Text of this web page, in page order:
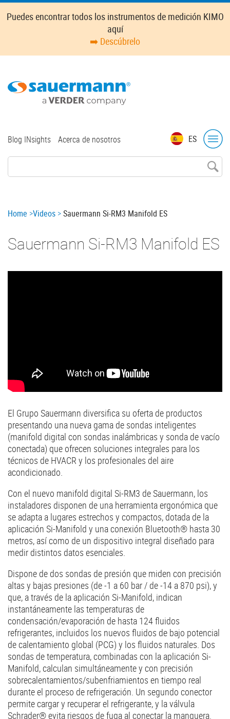
Skip
Puedes encontrar todos los instrumentos de medición KIMO
aquí
➡️ Descúbrelo
ES
Top
Blog INsights Acerca de nosotros
Breadcrumb
Home Videos Sauermann Si-RM3 Manifold ES
Sauermann Si-RM3 Manifold ES
El Grupo Sauermann diversifica su oferta de productos
presentando una nueva gama de sondas inteligentes
(manifold digital con sondas inalámbricas y sonda de vacío
conectada) que ofrecen soluciones integrales para los
técnicos de HVACR y los profesionales del aire
acondicionado.
Con el nuevo manifold digital Si-RM3 de Sauermann, los
instaladores disponen de una herramienta ergonómica que
se adapta a lugares estrechos y compactos, dotada de la
aplicación Si-Manifold y una conexión Bluetooth® hasta 30
metros, así como de un dispositivo integral diseñado para
medir distintos datos esenciales.
Dispone de dos sondas de presión que miden con precisión
altas y bajas presiones (de -1 a 60 bar / de -14 a 870 psi), y
que, a través de la aplicación Si-Manifold, indican
instantáneamente las temperaturas de
condensación/evaporación de hasta 124 fluidos
refrigerantes, incluidos los nuevos fluidos de bajo potencial
de calentamiento global (PCG) y los fluidos naturales. Dos
sondas de temperatura, combinadas con la aplicación Si-
Manifold, calculan simultáneamente y con precisión
sobrecalentamientos/subenfriamientos en tiempo real
durante el proceso de refrigeración. Un segundo conector
permite cargar y recuperar el refrigerante, y la válvula
Schrader® evita riesgos de fuga al conectar la manguera.